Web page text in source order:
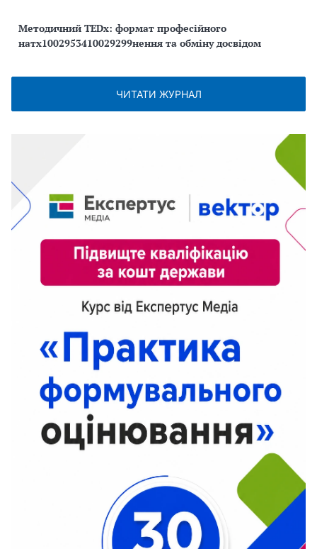
Методичний TEDx: формат професійного
натх1002953410029299нення та обміну досвідом
ЧИТАТИ ЖУРНАЛ